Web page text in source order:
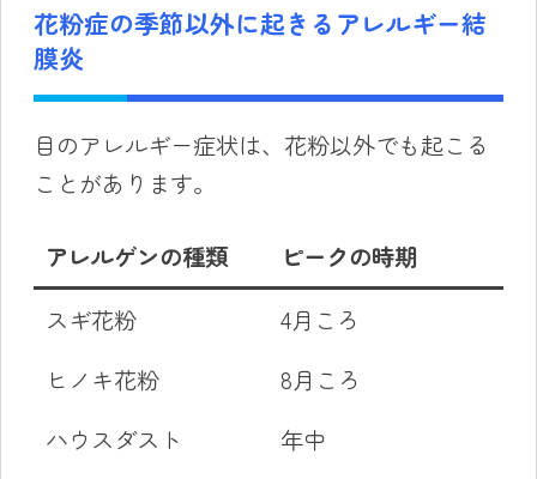
花粉症の季節以外に起きるアレルギー結
膜炎
目のアレルギー症状は、花粉以外でも起こる
ことがあります。
アレルゲンの種類
ピークの時期
スギ花粉
4月ころ
ヒノキ花粉
8月ころ
ハウスダスト
年中